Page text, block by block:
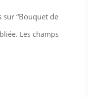
sur “Bouquet de
Les champs